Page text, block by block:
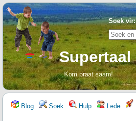
Soek vir:
Supertaal
Kom praat saam!
Blog Soek Hulp Lede